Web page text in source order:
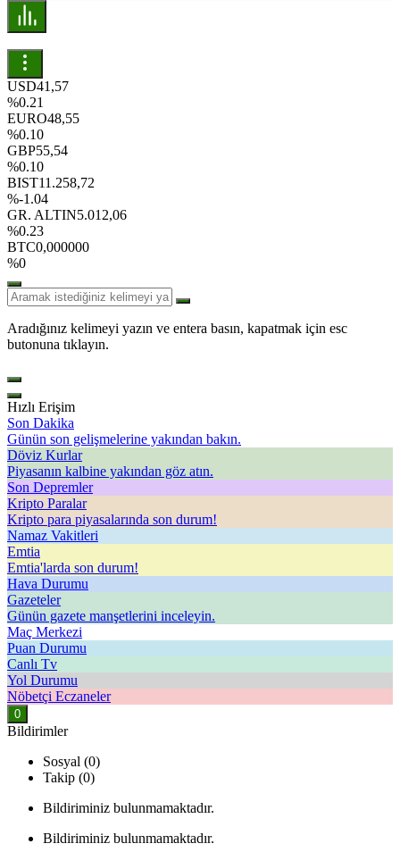
USD41,57
%0.21
EURO48,55
%0.10
GBP55,54
%0.10
BIST11.258,72
%-1.04
GR. ALTIN5.012,06
%0.23
BTC0,000000
%0
Aradığınız kelimeyi yazın ve entera basın, kapatmak için esc
butonuna tıklayın.
Hızlı Erişim
Son Dakika
Günün son gelişmelerine yakından bakın.
Döviz Kurlar
Piyasanın kalbine yakından göz atın.
Son Depremler
Kripto Paralar
Kripto para piyasalarında son durum!
Namaz Vakitleri
Emtia
Emtia'larda son durum!
Hava Durumu
Gazeteler
Günün gazete manşetlerini inceleyin.
Maç Merkezi
Puan Durumu
Canlı Tv
Yol Durumu
Nöbetçi Eczaneler
0
Bildirimler
Sosyal (0)
Takip (0)
Bildiriminiz bulunmamaktadır.
Bildiriminiz bulunmamaktadır.